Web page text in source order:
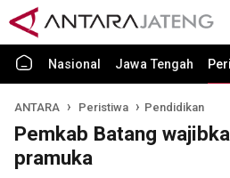
Nasional Jawa Tengah
ANTARA Peristiwa Pendidikan
Pemkab Batang
pramuka